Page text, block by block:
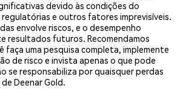
devido às condições do
regulatórias e outros fatores imprevisíveis.
envolve riscos, e o desempenho
resultados futuros. Recomendamos
faça uma pesquisa completa, implemente
de risco e invista apenas o que pode
se responsabiliza por quaisquer perdas
Deenar Gold.